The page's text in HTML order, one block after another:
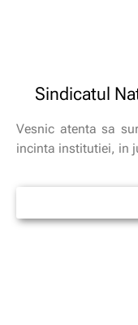
Sindicatul
Vesnic atenta sa
incinta institutiei, in